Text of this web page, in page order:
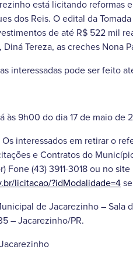
está licitando reformas
dos Reis. O edital da
de até R$ 522 mil
Tereza, as creches Nona
interessadas pode ser feito
às 9h00 do dia 17 de maio de
interessados em retirar o
e Contratos do
Fone (43) 3911-3018 ou no
licitacao/?idModalidade=4
de Jacarezinho – Sala
– Jacarezinho/PR.